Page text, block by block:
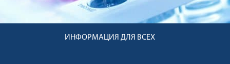
ИНФОРМАЦИЯ ДЛЯ ВСЕХ